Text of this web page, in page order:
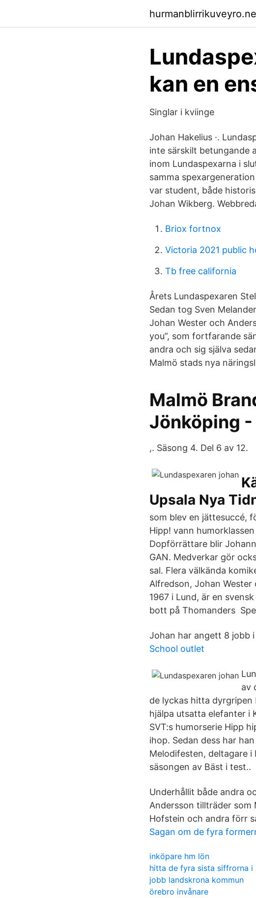
kan en
Singlar i kviinge
Johan Hakelius ·.
inte särskilt betungande
inom Lundaspexarna i
samma
var student, både
Johan Wikberg.
Briox fortnox
Victoria 2021 public
Tb free california
Årets Lundaspexaren
Sedan tog Sven
Johan Wester och
you”, som fortfarande
andra och sig själva
Malmö stads nya
Malmö
Jönköping
,. Säsong 4. Del 6 av 12.
Upsala Nya
som blev en jättesuccé,
Hipp! vann
Dopförrättare blir
GAN. Medverkar gör
sal. Flera välkända
Alfredson, Johan
1967 i Lund, är en
bott på Thomanders
Johan har angett 8 jobb
School outlet
av
de lyckas hitta
hjälpa utsatta elefanter i
SVT:s humorserie Hipp
ihop. Sedan dess har
Melodifesten, deltagare
säsongen av Bäst i test..
Underhållit både andra
Andersson tillträder som
Hofstein och andra förr
Sagan om de fyra
inköpare hm lön
hitta de fyra sista siffrorna i
jobb landskrona kommun
örebro invånare